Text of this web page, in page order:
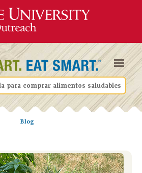
para comprar alimentos saludables
Blog